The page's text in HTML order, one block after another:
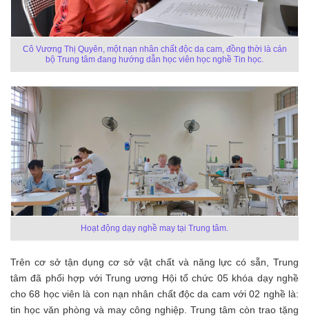
Cô Vương Thị Quyên, một nạn nhân chất độc da cam, đồng thời là cán
bộ Trung tâm đang hướng dẫn học viên học nghề Tin học.
Hoạt động dạy nghề may tại Trung tâm.
Trên cơ sở tận dụng cơ sở vật chất và năng lực có sẵn, Trung
tâm đã phối hợp với Trung ương Hội tổ chức 05 khóa dạy nghề
cho 68 học viên là con nạn nhân chất độc da cam với 02 nghề là:
tin học văn phòng và may công nghiệp. Trung tâm còn trao tặng